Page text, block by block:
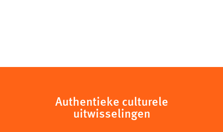
Authentieke culturele
uitwisselingen